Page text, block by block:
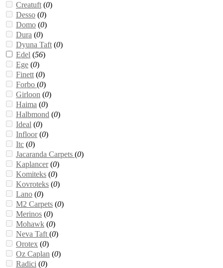
Creatuft (0)
Desso (0)
Domo (0)
Dura (0)
Dyuna Taft (0)
Edel (56)
Ege (0)
Finett (0)
Forbo (0)
Girloon (0)
Haima (0)
Halbmond (0)
Ideal (0)
Infloor(0)
Itc (0)
Jacaranda Carpets (0)
Kaplancer(0)
Komiteks (0)
Kovroteks (0)
Lano (0)
M2 Carpets (0)
Merinos (0)
Mohawk (0)
Neva Taft (0)
Orotex (0)
Oz Caplan (0)
Radici (0)